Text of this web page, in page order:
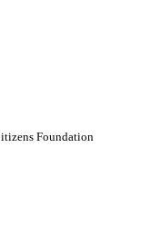
Foundation